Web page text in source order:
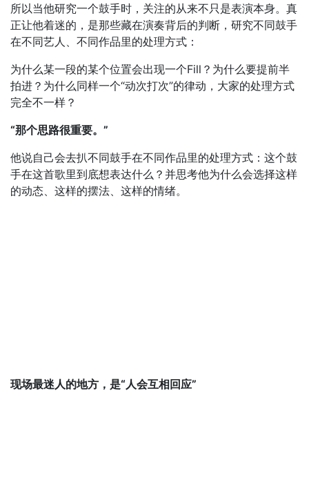
所以当他研究一个鼓手时，关注的从来不只是表演本身。真
正让他着迷的，是那些藏在演奏背后的判断，研究不同鼓手
在不同艺人、不同作品里的处理方式：
为什么某一段的某个位置会出现一个Fill？为什么要提前半
拍进？为什么同样一个“动次打次”的律动，大家的处理方式
完全不一样？
“那个思路很重要。”
他说自己会去扒不同鼓手在不同作品里的处理方式：这个鼓
手在这首歌里到底想表达什么？并思考他为什么会选择这样
的动态、这样的摆法、这样的情绪。
现场最迷人的地方，是“人会互相回应”